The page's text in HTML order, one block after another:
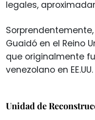
legales,
Guaidó en el Reino
que originalmente
venezolano en EE.UU.
Unidad de